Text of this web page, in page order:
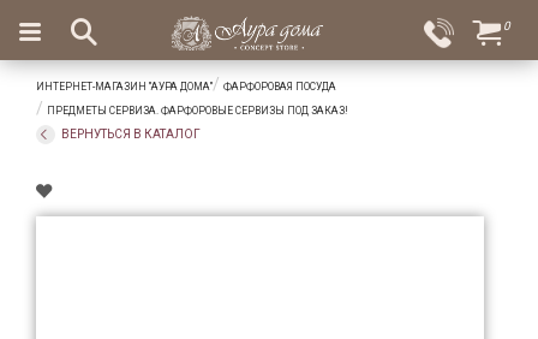
Вход
Избранное
×
Салоны
Доставка
Оплата
Ароматы
0
ИНТЕРНЕТ-МАГАЗИН "АУРА ДОМА"
ФАРФОРОВАЯ ПОСУДА
ПРЕДМЕТЫ СЕРВИЗА. ФАРФОРОВЫЕ СЕРВИЗЫ ПОД ЗАКАЗ!
ВЕРНУТЬСЯ В КАТАЛОГ